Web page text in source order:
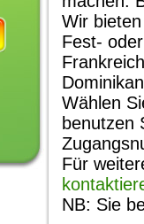
Wir
Fest-
Wählen
benutzen
Für
NB: Sie